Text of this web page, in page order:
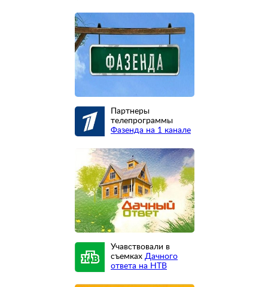
Партнеры
телепрограммы
Фазенда на 1 канале
Учавствовали в
съемках Дачного
ответа на НТВ